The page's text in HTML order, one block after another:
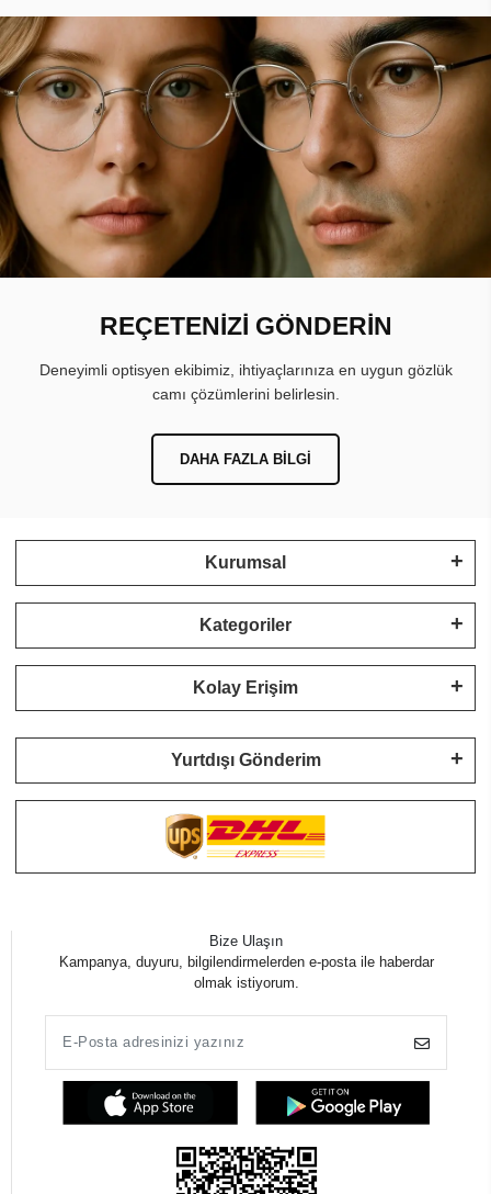
REÇETENİZİ GÖNDERİN
Deneyimli optisyen ekibimiz, ihtiyaçlarınıza en uygun gözlük
camı çözümlerini belirlesin.
DAHA FAZLA BILGI
Kurumsal
Kategoriler
Kolay Erişim
Yurtdışı Gönderim
Bize Ulaşın
Kampanya, duyuru, bilgilendirmelerden e-posta ile haberdar
olmak istiyorum.